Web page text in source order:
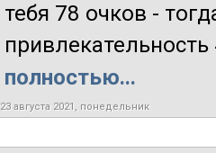
тебя 78 очков -
привлекательность
полностью...
23 августа 2021, понедельник